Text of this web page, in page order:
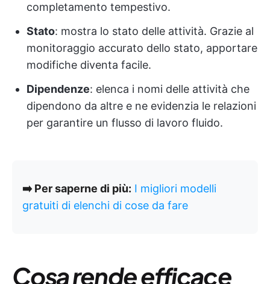
completamento tempestivo.
Stato: mostra lo stato delle attività. Grazie al
monitoraggio accurato dello stato, apportare
modifiche diventa facile.
Dipendenze: elenca i nomi delle attività che
dipendono da altre e ne evidenzia le relazioni
per garantire un flusso di lavoro fluido.
➡️ Per saperne di più: I migliori modelli
gratuiti di elenchi di cose da fare
Cosa rende efficace